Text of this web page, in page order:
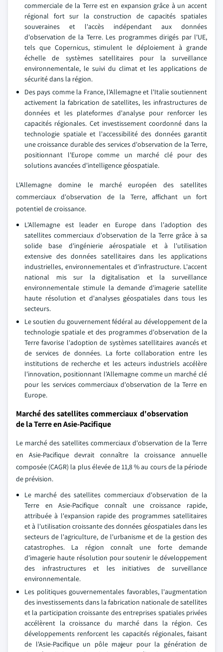
commerciale de la Terre est en expansion grâce à un accent
régional fort sur la construction de capacités spatiales
souveraines et l'accès indépendant aux données
d'observation de la Terre. Les programmes dirigés par l'UE,
tels que Copernicus, stimulent le déploiement à grande
échelle de systèmes satellitaires pour la surveillance
environnementale, le suivi du climat et les applications de
sécurité dans la région.
Des pays comme la France, l'Allemagne et l'Italie soutiennent
activement la fabrication de satellites, les infrastructures de
données et les plateformes d'analyse pour renforcer les
capacités régionales. Cet investissement coordonné dans la
technologie spatiale et l'accessibilité des données garantit
une croissance durable des services d'observation de la Terre,
positionnant l'Europe comme un marché clé pour des
solutions avancées d'intelligence géospatiale.
L'Allemagne domine le marché européen des satellites
commerciaux d'observation de la Terre, affichant un fort
potentiel de croissance.
L'Allemagne est leader en Europe dans l'adoption des
satellites commerciaux d'observation de la Terre grâce à sa
solide base d'ingénierie aérospatiale et à l'utilisation
extensive des données satellitaires dans les applications
industrielles, environnementales et d'infrastructure. L'accent
national mis sur la digitalisation et la surveillance
environnementale stimule la demande d'imagerie satellite
haute résolution et d'analyses géospatiales dans tous les
secteurs.
Le soutien du gouvernement fédéral au développement de la
technologie spatiale et des programmes d'observation de la
Terre favorise l'adoption de systèmes satellitaires avancés et
de services de données. La forte collaboration entre les
institutions de recherche et les acteurs industriels accélère
l'innovation, positionnant l'Allemagne comme un marché clé
pour les services commerciaux d'observation de la Terre en
Europe.
Marché des satellites commerciaux d'observation
de la Terre en Asie-Pacifique
Le marché des satellites commerciaux d'observation de la Terre
en Asie-Pacifique devrait connaître la croissance annuelle
composée (CAGR) la plus élevée de 11,8 % au cours de la période
de prévision.
Le marché des satellites commerciaux d'observation de la
Terre en Asie-Pacifique connaît une croissance rapide,
attribuée à l'expansion rapide des programmes satellitaires
et à l'utilisation croissante des données géospatiales dans les
secteurs de l'agriculture, de l'urbanisme et de la gestion des
catastrophes. La région connaît une forte demande
d'imagerie haute résolution pour soutenir le développement
des infrastructures et les initiatives de surveillance
environnementale.
Les politiques gouvernementales favorables, l'augmentation
des investissements dans la fabrication nationale de satellites
et la participation croissante des entreprises spatiales privées
accélèrent la croissance du marché dans la région. Ces
développements renforcent les capacités régionales, faisant
de l'Asie-Pacifique un pôle majeur pour la génération de